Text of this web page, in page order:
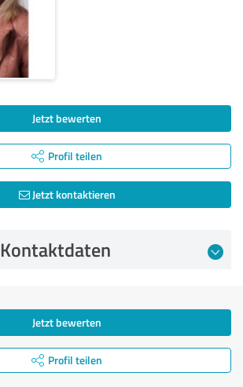
Jetzt bewerten
Profil teilen
Jetzt kontaktieren
Kontaktdaten
Jetzt bewerten
Profil teilen